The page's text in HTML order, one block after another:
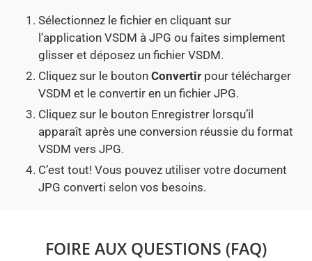
Sélectionnez le fichier en cliquant sur
l’application VSDM à JPG ou faites simplement
glisser et déposez un fichier VSDM.
Cliquez sur le bouton Convertir pour télécharger
VSDM et le convertir en un fichier JPG.
Cliquez sur le bouton Enregistrer lorsqu’il
apparaît après une conversion réussie du format
VSDM vers JPG.
C’est tout! Vous pouvez utiliser votre document
JPG converti selon vos besoins.
FOIRE AUX QUESTIONS (FAQ)